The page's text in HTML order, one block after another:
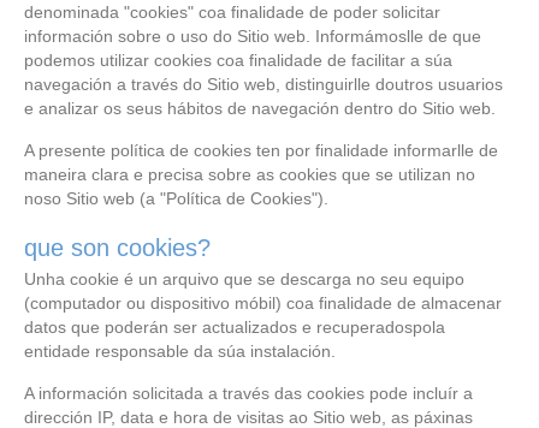
denominada "cookies" coa finalidade de poder solicitar
información sobre o uso do Sitio web. Informámoslle de que
podemos utilizar cookies coa finalidade de facilitar a súa
navegación a través do Sitio web, distinguirlle doutros usuarios
e analizar os seus hábitos de navegación dentro do Sitio web.
A presente política de cookies ten por finalidade informarlle de
maneira clara e precisa sobre as cookies que se utilizan no
noso Sitio web (a "Política de Cookies").
que son cookies?
Unha cookie é un arquivo que se descarga no seu equipo
(computador ou dispositivo móbil) coa finalidade de almacenar
datos que poderán ser actualizados e recuperadospola
entidade responsable da súa instalación.
A información solicitada a través das cookies pode incluír a
dirección IP, data e hora de visitas ao Sitio web, as páxinas